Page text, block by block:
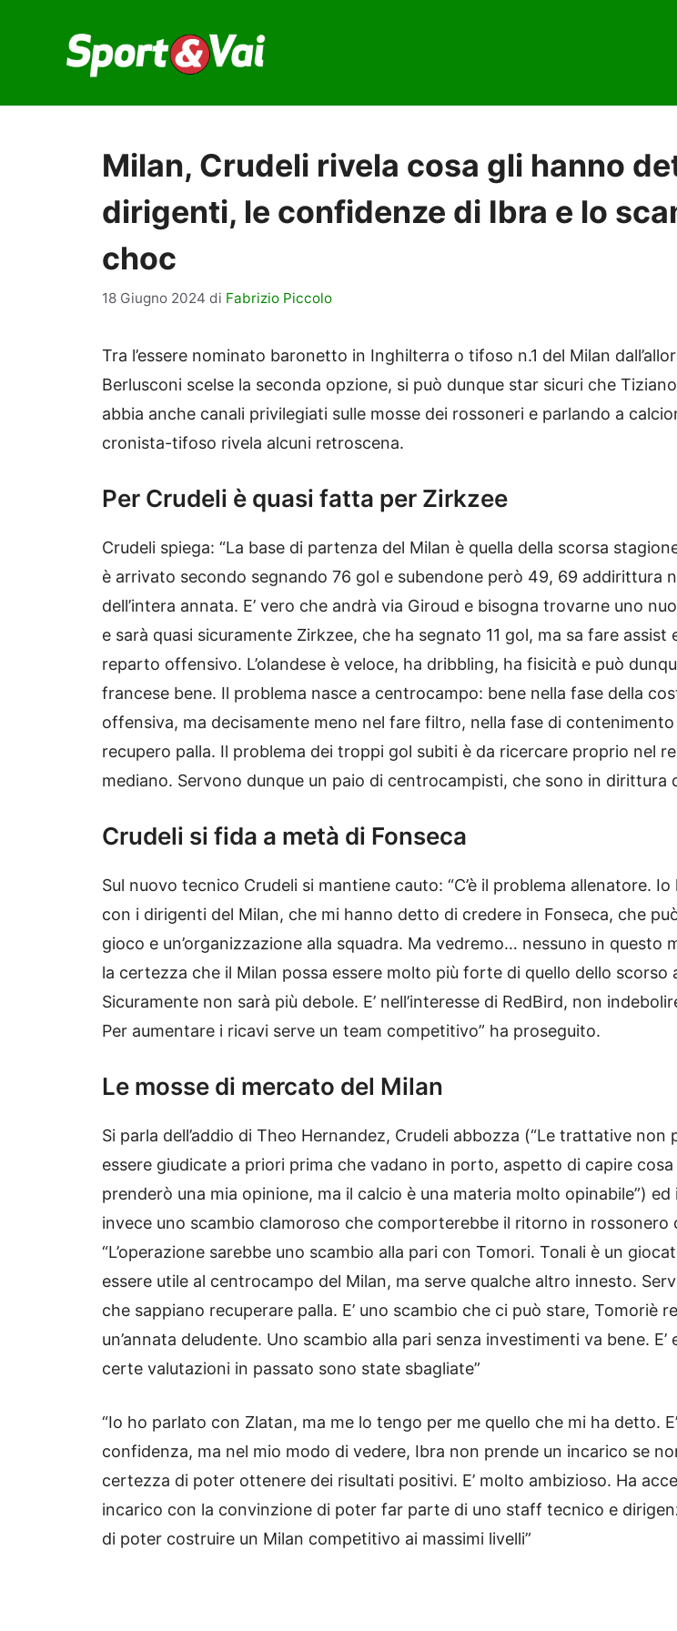
contenuto
Milan, Crudeli rivela cosa gli hanno
dirigenti, le confidenze di Ibra e lo
choc
18 Giugno 2024 di Fabrizio Piccolo
Tra l’essere nominato baronetto in Inghilterra o tifoso n.1 del Milan
Berlusconi scelse la seconda opzione, si può dunque star sicuri che
abbia anche canali privilegiati sulle mosse dei rossoneri e parlando a
cronista-tifoso rivela alcuni retroscena.
Per Crudeli è quasi fatta per Zirkzee
Crudeli spiega: “La base di partenza del Milan è quella della scorsa
è arrivato secondo segnando 76 gol e subendone però 49, 69 addirittura
dell’intera annata. E’ vero che andrà via Giroud e bisogna trovarne uno
e sarà quasi sicuramente Zirkzee, che ha segnato 11 gol, ma sa fare assist
reparto offensivo. L’olandese è veloce, ha dribbling, ha fisicità e può
francese bene. Il problema nasce a centrocampo: bene nella fase della
offensiva, ma decisamente meno nel fare filtro, nella fase di contenimento
recupero palla. Il problema dei troppi gol subiti è da ricercare proprio nel
mediano. Servono dunque un paio di centrocampisti, che sono in dirittura
Crudeli si fida a metà di Fonseca
Sul nuovo tecnico Crudeli si mantiene cauto: “C’è il problema allenatore.
con i dirigenti del Milan, che mi hanno detto di credere in Fonseca, che
gioco e un’organizzazione alla squadra. Ma vedremo… nessuno in questo
la certezza che il Milan possa essere molto più forte di quello dello scorso
Sicuramente non sarà più debole. E’ nell’interesse di RedBird, non
Per aumentare i ricavi serve un team competitivo” ha proseguito.
Le mosse di mercato del Milan
Si parla dell’addio di Theo Hernandez, Crudeli abbozza (“Le trattative non
essere giudicate a priori prima che vadano in porto, aspetto di capire cosa
prenderò una mia opinione, ma il calcio è una materia molto opinabile”) ed
invece uno scambio clamoroso che comporterebbe il ritorno in rossonero
“L’operazione sarebbe uno scambio alla pari con Tomori. Tonali è un
essere utile al centrocampo del Milan, ma serve qualche altro innesto.
che sappiano recuperare palla. E’ uno scambio che ci può stare, Tomoriè
un’annata deludente. Uno scambio alla pari senza investimenti va bene. E’
certe valutazioni in passato sono state sbagliate”
“Io ho parlato con Zlatan, ma me lo tengo per me quello che mi ha detto.
confidenza, ma nel mio modo di vedere, Ibra non prende un incarico se
certezza di poter ottenere dei risultati positivi. E’ molto ambizioso. Ha
incarico con la convinzione di poter far parte di uno staff tecnico e
di poter costruire un Milan competitivo ai massimi livelli”